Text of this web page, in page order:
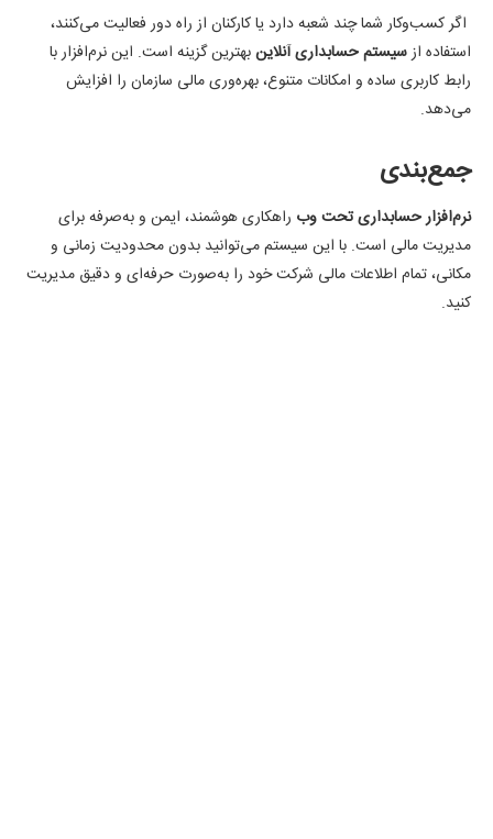
اگر کسب‌وکار شما چند شعبه دارد یا کارکنان از راه دور فعالیت می‌کنند،
استفاده ازسیستم حسابداری آنلاینبهترین گزینه است. این نرم‌افزار با
رابط کاربری ساده و امکانات متنوع، بهره‌وری مالی سازمان را افزایش
می‌دهد.
جمع‌بندی
نرم‌افزار حسابداری تحت وب راهکاری هوشمند، ایمن و به‌صرفه برای
مدیریت مالی است. با این سیستم می‌توانید بدون محدودیت زمانی و
مکانی، تمام اطلاعات مالی شرکت خود را به‌صورت حرفه‌ای و دقیق مدیریت
کنید.